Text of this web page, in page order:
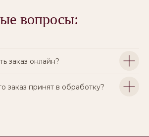
вопросы:
заказ онлайн?
заказ принят в обработку?